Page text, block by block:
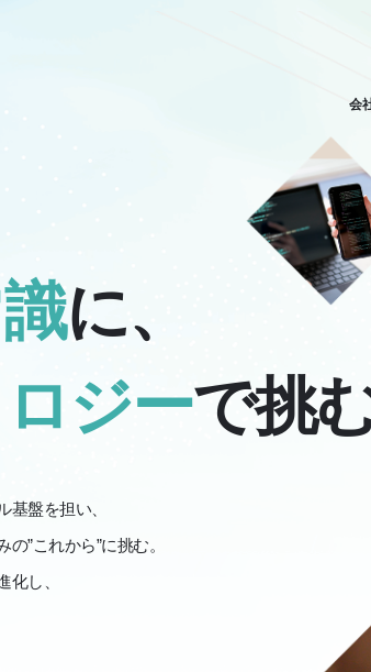
会
識に、
ロジーで挑
基盤を担い
の”こ れから”に挑む。
化し